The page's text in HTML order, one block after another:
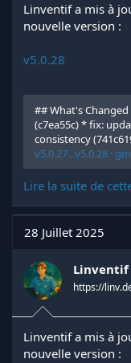
Linventif a mis à
nouvelle version :
v5.0.28
## What's
(c7ea55c) * fix:
consistency
v5.0.27...v5.0.28 ·
Lire la suite de
28 Juillet 2025
Linventif
https://
Linventif a mis à
nouvelle version :